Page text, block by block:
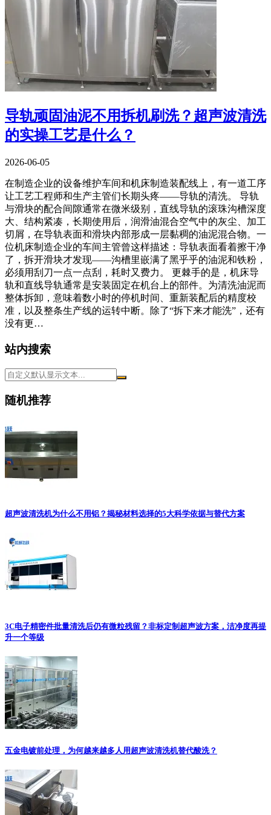
导轨顽固油泥不用拆机刷洗？超声波清洗
的实操工艺是什么？
2026-06-05
在制造企业的设备维护车间和机床制造装配线上，有一道工序
让工艺工程师和生产主管们长期头疼——导轨的清洗。 导轨
与滑块的配合间隙通常在微米级别，直线导轨的滚珠沟槽深度
大、结构紧凑，长期使用后，润滑油混合空气中的灰尘、加工
切屑，在导轨表面和滑块内部形成一层黏稠的油泥混合物。一
位机床制造企业的车间主管曾这样描述：导轨表面看着擦干净
了，拆开滑块才发现——沟槽里嵌满了黑乎乎的油泥和铁粉，
必须用刮刀一点一点刮，耗时又费力。 更棘手的是，机床导
轨和直线导轨通常是安装固定在机台上的部件。为清洗油泥而
整体拆卸，意味着数小时的停机时间、重新装配后的精度校
准，以及整条生产线的运转中断。除了“拆下来才能洗”，还有
没有更…
站内搜索
随机推荐
超声波清洗机为什么不用铝？揭秘材料选择的5大科学依据与替代方案
3C电子精密件批量清洗后仍有微粒残留？非标定制超声波方案，洁净度再提
升一个等级
五金电镀前处理，为何越来越多人用超声波清洗机替代酸洗？